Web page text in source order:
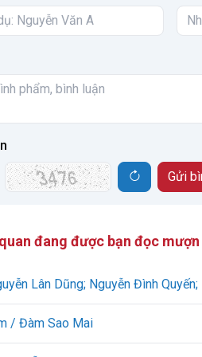
đang được bạn đọc mượn
Lân Dũng; Nguyễn Đình Quyến;
/ Đàm Sao Mai